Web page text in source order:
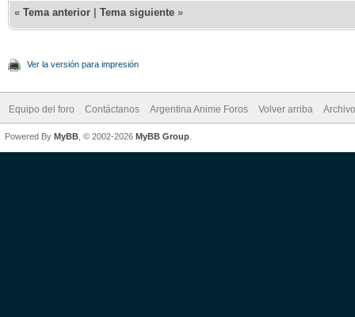
« Tema anterior Tema siguiente »
Ver la versión para impresión
Equipo del foro Contáctanos Argentina Anime Foros Volver arriba
Powered By MyBB , © 2002-2026 MyBB Group